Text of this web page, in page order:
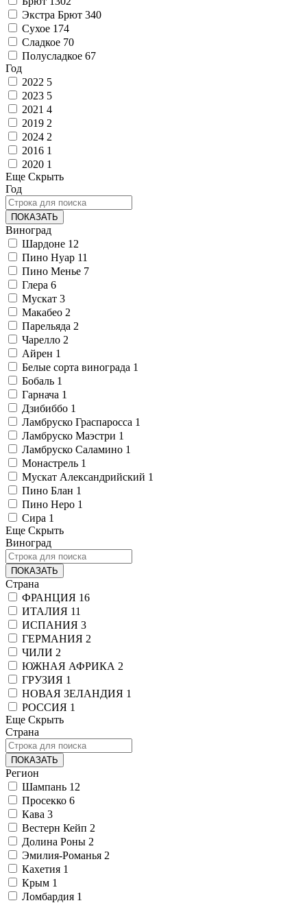
Экстра Брют 340
Сухое 174
Сладкое 70
Полусладкое 67
Год
2022 5
2023 5
2021 4
2019 2
2024 2
2016 1
2020 1
Еще Скрыть
Год
ПОКАЗАТЬ
Виноград
Шардоне 12
Пино Нуар 11
Пино Менье 7
Глера 6
Мускат 3
Макабео 2
Парельяда 2
Чарелло 2
Айрен 1
Белые сорта винограда 1
Бобаль 1
Гарнача 1
Дзибиббо 1
Ламбруско Граспаросса 1
Ламбруско Маэстри 1
Ламбруско Саламино 1
Монастрель 1
Мускат Александрийский 1
Пино Блан 1
Пино Неро 1
Сира 1
Еще Скрыть
Виноград
ПОКАЗАТЬ
Страна
ФРАНЦИЯ 16
ИТАЛИЯ 11
ИСПАНИЯ 3
ГЕРМАНИЯ 2
ЧИЛИ 2
ЮЖНАЯ АФРИКА 2
ГРУЗИЯ 1
НОВАЯ ЗЕЛАНДИЯ 1
РОССИЯ 1
Еще Скрыть
Страна
ПОКАЗАТЬ
Регион
Шампань 12
Просекко 6
Кава 3
Вестерн Кейп 2
Долина Роны 2
Эмилия-Романья 2
Кахетия 1
Крым 1
Ломбардия 1